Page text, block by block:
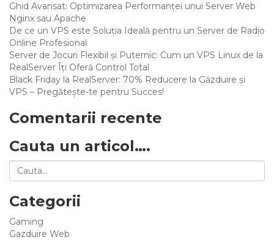
Ghid Avansat: Optimizarea Performanței unui Server Web
Nginx sau Apache
De ce un VPS este Soluția Ideală pentru un Server de Radio
Online Profesional
Server de Jocuri Flexibil și Puternic: Cum un VPS Linux de la
RealServer Îți Oferă Control Total
Black Friday la RealServer: 70% Reducere la Găzduire și
VPS – Pregătește-te pentru Succes!
Comentarii recente
Cauta un articol….
Categorii
Gaming
Gazduire Web